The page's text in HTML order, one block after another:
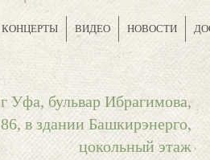
КОНЦЕРТЫ ВИДЕО НОВОСТИ
г Уфа, бульвар Ибрагимова,
86, в здании Башкирэнерго,
цокольный этаж